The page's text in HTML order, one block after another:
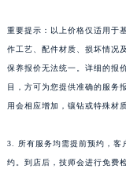
重要提示：以上价格仅适用于
作工艺、配件材质、损坏情况
保养报价无法统一。详细的报
目，方可为您提供准确的服务
用会相应增加，镶钻或特殊材
3. 所有服务均需提前预约，客
约。到店后，技师会进行免费